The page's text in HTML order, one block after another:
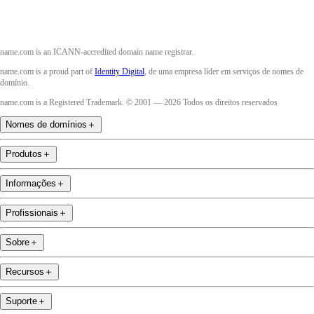
name.com is an ICANN-accredited domain name registrar.
name.com is a proud part of Identity Digital , de uma empresa líder em serviços de nomes de
domínio.
name.com is a Registered Trademark. © 2001 — 2026 Todos os direitos reservados
Nomes de domínios ＋
Produtos ＋
Informações ＋
Profissionais ＋
Sobre ＋
Recursos ＋
Suporte ＋